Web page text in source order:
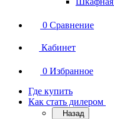
0 Сравнение
Кабинет
0 Избранное
Где купить
Как стать дилером
Назад